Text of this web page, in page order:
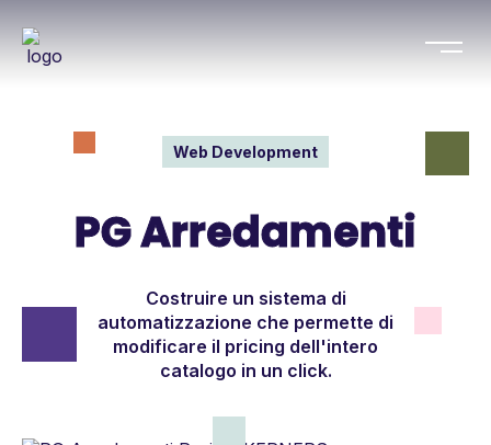
Web Development
PG Arredamenti
Costruire un sistema di
automatizzazione che permette di
modificare il pricing dell'intero
catalogo in un click.